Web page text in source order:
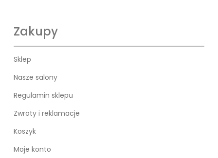
Zakupy
Sklep
Nasze salony
Regulamin sklepu
Zwroty i reklamacje
Koszyk
Moje konto